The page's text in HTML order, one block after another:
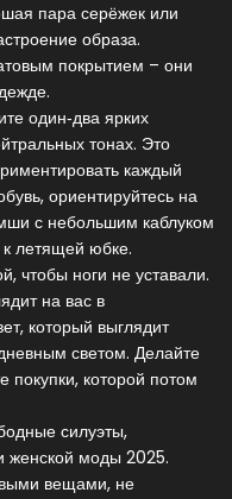
пара серёжек или
образа.
покрытием – они
один‑два ярких
тонах. Это
каждый
ориентируйтесь на
с небольшим каблуком
к летящей юбке.
чтобы ноги не уставали.
на вас в
который выглядит
светом. Делайте
покупки, которой потом
силуэты,
женской моды 2025.
вещами, не